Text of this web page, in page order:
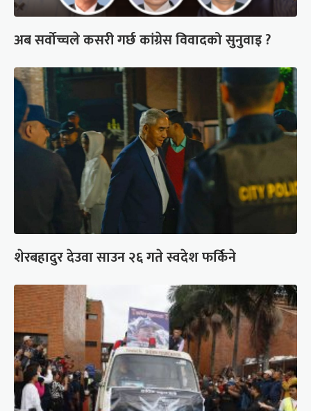
अब सर्वोच्चले कसरी गर्छ कांग्रेस विवादको सुनुवाइ ?
शेरबहादुर देउवा साउन २६ गते स्वदेश फर्किने